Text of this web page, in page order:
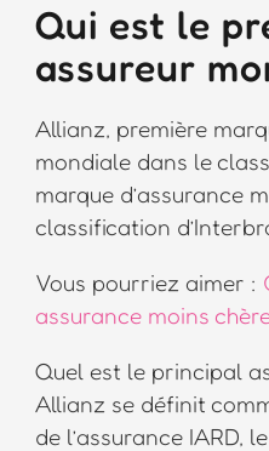
Qui est le
assureur
Allianz, première
mondiale dans le
marque d’assurance
classification
Vous pourriez aimer :
assurance moins
Quel est le principal
Allianz se définit
de l’assurance IARD,